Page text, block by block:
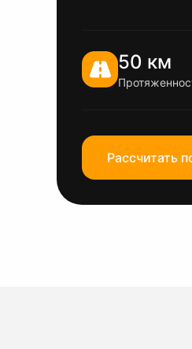
50 км
Рассчитать